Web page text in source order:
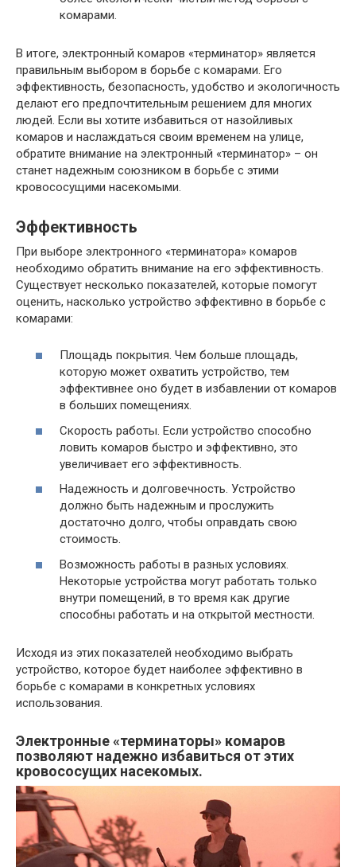
комарами.
В итоге, электронный комаров «терминатор» является
правильным выбором в борьбе с комарами. Его
эффективность, безопасность, удобство и экологичность
делают его предпочтительным решением для многих
людей. Если вы хотите избавиться от назойливых
комаров и наслаждаться своим временем на улице,
обратите внимание на электронный «терминатор» – он
станет надежным союзником в борьбе с этими
кровососущими насекомыми.
Эффективность
При выборе электронного «терминатора» комаров
необходимо обратить внимание на его эффективность.
Существует несколько показателей, которые помогут
оценить, насколько устройство эффективно в борьбе с
комарами:
Площадь покрытия. Чем больше площадь,
которую может охватить устройство, тем
эффективнее оно будет в избавлении от комаров
в больших помещениях.
Скорость работы. Если устройство способно
ловить комаров быстро и эффективно, это
увеличивает его эффективность.
Надежность и долговечность. Устройство
должно быть надежным и прослужить
достаточно долго, чтобы оправдать свою
стоимость.
Возможность работы в разных условиях.
Некоторые устройства могут работать только
внутри помещений, в то время как другие
способны работать и на открытой местности.
Исходя из этих показателей необходимо выбрать
устройство, которое будет наиболее эффективно в
борьбе с комарами в конкретных условиях
использования.
Электронные «терминаторы» комаров
позволяют надежно избавиться от этих
кровососущих насекомых.